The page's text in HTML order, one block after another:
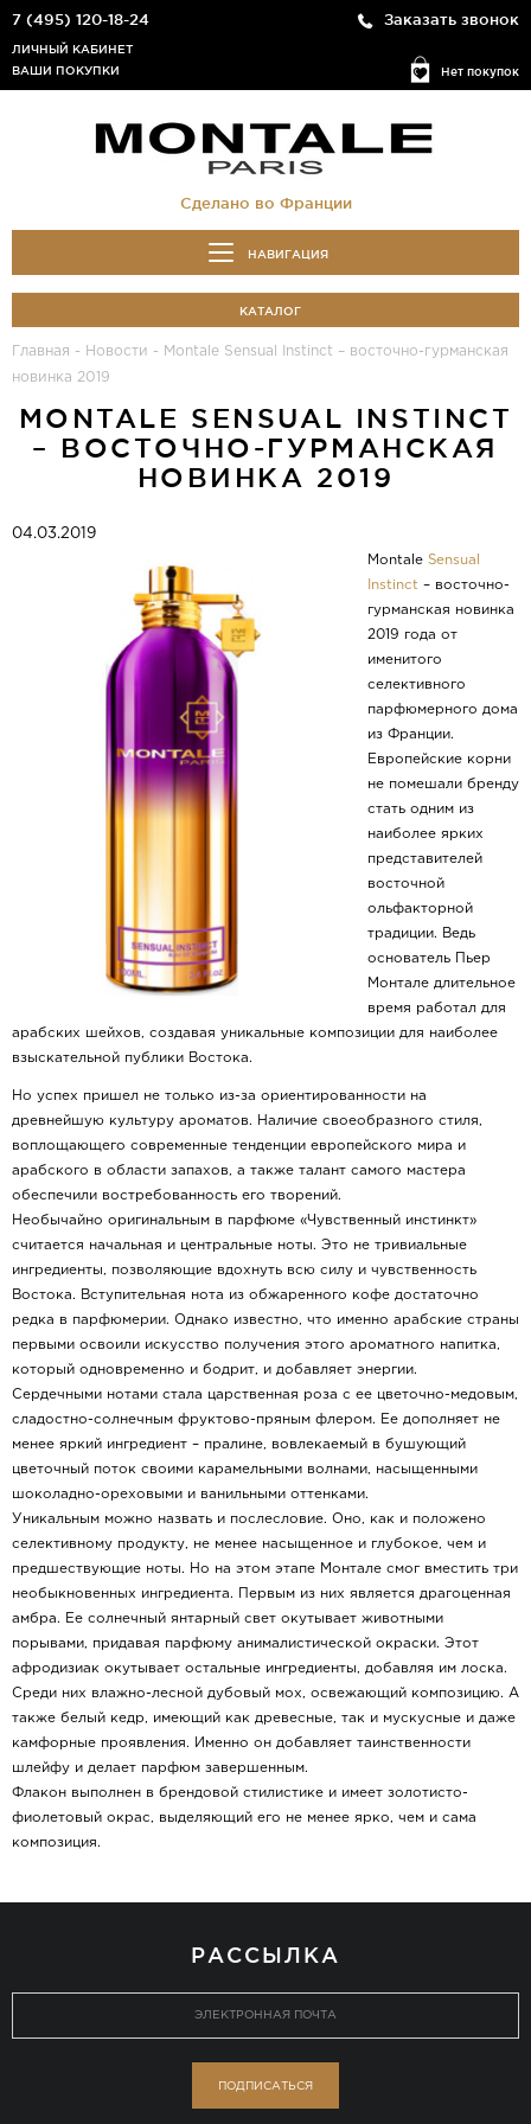
7 (495) 120-18-24 Заказать звонок
Нет покупок
ЛИЧНЫЙ КАБИНЕТ
ВАШИ ПОКУПКИ
Сделано во Франции
НАВИГАЦИЯ
КАТАЛОГ
Главная - Новости -
Montale Sensual Instinct – восточно-гурманская
новинка 2019
MONTALE SENSUAL INSTINCT
– ВОСТОЧНО-ГУРМАНСКАЯ
НОВИНКА 2019
04.03.2019
Montale Sensual
Instinct – восточно-
гурманская новинка
2019 года от
именитого
селективного
парфюмерного дома
из Франции.
Европейские корни
не помешали бренду
стать одним из
наиболее ярких
представителей
восточной
ольфакторной
традиции. Ведь
основатель Пьер
Монтале длительное
время работал для
арабских шейхов, создавая уникальные композиции для наиболее
взыскательной публики Востока.
Но успех пришел не только из-за ориентированности на
древнейшую культуру ароматов. Наличие своеобразного стиля,
воплощающего современные тенденции европейского мира и
арабского в области запахов, а также талант самого мастера
обеспечили востребованность его творений.
Необычайно оригинальным в парфюме «Чувственный инстинкт»
считается начальная и центральные ноты. Это не тривиальные
ингредиенты, позволяющие вдохнуть всю силу и чувственность
Востока. Вступительная нота из обжаренного кофе достаточно
редка в парфюмерии. Однако известно, что именно арабские страны
первыми освоили искусство получения этого ароматного напитка,
который одновременно и бодрит, и добавляет энергии.
Сердечными нотами стала царственная роза с ее цветочно-медовым,
сладостно-солнечным фруктово-пряным флером. Ее дополняет не
менее яркий ингредиент – пралине, вовлекаемый в бушующий
цветочный поток своими карамельными волнами, насыщенными
шоколадно-ореховыми и ванильными оттенками.
Уникальным можно назвать и послесловие. Оно, как и положено
селективному продукту, не менее насыщенное и глубокое, чем и
предшествующие ноты. Но на этом этапе Монтале смог вместить три
необыкновенных ингредиента. Первым из них является драгоценная
амбра. Ее солнечный янтарный свет окутывает животными
порывами, придавая парфюму анималистической окраски. Этот
афродизиак окутывает остальные ингредиенты, добавляя им лоска.
Среди них влажно-лесной дубовый мох, освежающий композицию. А
также белый кедр, имеющий как древесные, так и мускусные и даже
камфорные проявления. Именно он добавляет таинственности
шлейфу и делает парфюм завершенным.
Флакон выполнен в брендовой стилистике и имеет золотисто-
фиолетовый окрас, выделяющий его не менее ярко, чем и сама
композиция.
РАССЫЛКА
ПОДПИСАТЬСЯ